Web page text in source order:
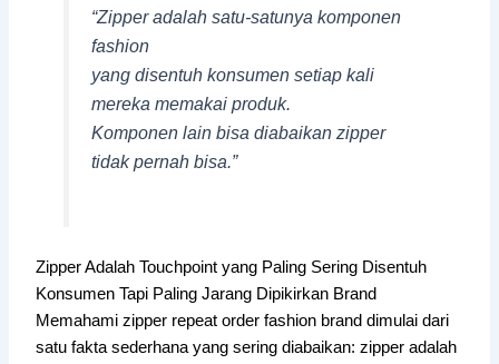
“Zipper adalah satu-satunya komponen
fashion
yang disentuh konsumen setiap kali
mereka memakai produk.
Komponen lain bisa diabaikan zipper
tidak pernah bisa.”
Zipper Adalah Touchpoint yang Paling Sering Disentuh
Konsumen Tapi Paling Jarang Dipikirkan Brand
Memahami zipper repeat order fashion brand dimulai dari
satu fakta sederhana yang sering diabaikan: zipper adalah